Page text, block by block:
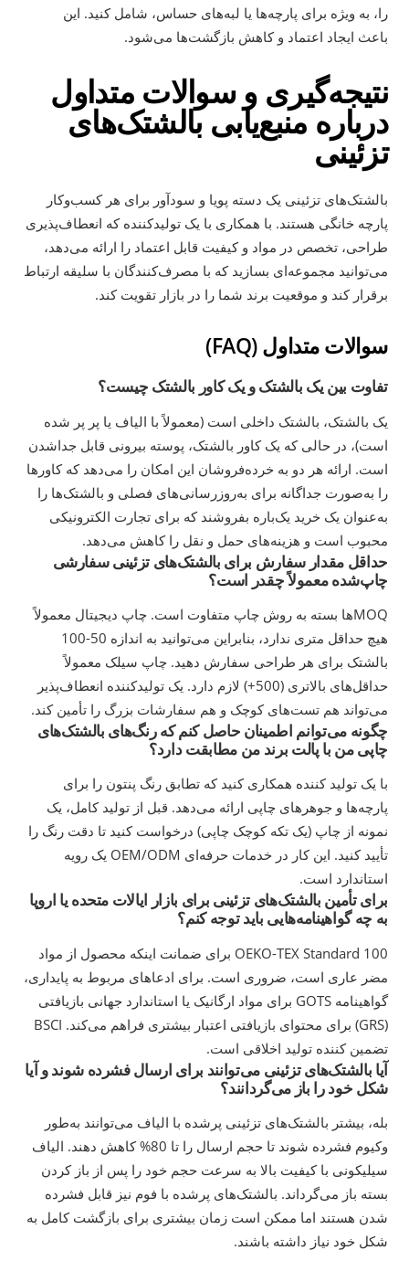
را، به ویژه برای پارچه‌ها یا لبه‌های حساس، شامل کنید. این
باعث ایجاد اعتماد و کاهش بازگشت‌ها می‌شود.
نتیجه‌گیری و سوالات متداول
درباره منبع‌یابی بالشتک‌های
تزئینی
بالشتک‌های تزئینی یک دسته پویا و سودآور برای هر کسب‌وکار
پارچه خانگی هستند. با همکاری با یک تولیدکننده که انعطاف‌پذیری
طراحی، تخصص در مواد و کیفیت قابل اعتماد را ارائه می‌دهد،
می‌توانید مجموعه‌ای بسازید که با مصرف‌کنندگان با سلیقه ارتباط
برقرار کند و موقعیت برند شما را در بازار تقویت کند.
سوالات متداول (FAQ)
تفاوت بین یک بالشتک و یک کاور بالشتک چیست؟
یک بالشتک، بالشتک داخلی است (معمولاً با الیاف یا پر پر شده
است)، در حالی که یک کاور بالشتک، پوسته بیرونی قابل جداشدن
است. ارائه هر دو به خرده‌فروشان این امکان را می‌دهد که کاورها
را به‌صورت جداگانه برای به‌روزرسانی‌های فصلی و بالشتک‌ها را
به‌عنوان یک خرید یک‌باره بفروشند که برای تجارت الکترونیکی
محبوب است و هزینه‌های حمل و نقل را کاهش می‌دهد.
حداقل مقدار سفارش برای بالشتک‌های تزئینی سفارشی
چاپ‌شده معمولاً چقدر است؟
MOQها بسته به روش چاپ متفاوت است. چاپ دیجیتال معمولاً
هیچ حداقل متری ندارد، بنابراین می‌توانید به اندازه 50-100
بالشتک برای هر طراحی سفارش دهید. چاپ سیلک معمولاً
حداقل‌های بالاتری (500+) لازم دارد. یک تولیدکننده انعطاف‌پذیر
می‌تواند هم تست‌های کوچک و هم سفارشات بزرگ را تأمین کند.
چگونه می‌توانم اطمینان حاصل کنم که رنگ‌های بالشتک‌های
چاپی من با پالت برند من مطابقت دارد؟
با یک تولید کننده همکاری کنید که تطابق رنگ پنتون را برای
پارچه‌ها و جوهرهای چاپی ارائه می‌دهد. قبل از تولید کامل، یک
نمونه از چاپ (یک تکه کوچک چاپی) درخواست کنید تا دقت رنگ را
تأیید کنید. این کار در خدمات حرفه‌ای OEM/ODM یک رویه
استاندارد است.
برای تأمین بالشتک‌های تزئینی برای بازار ایالات متحده یا اروپا
به چه گواهینامه‌هایی باید توجه کنم؟
OEKO-TEX Standard 100 برای ضمانت اینکه محصول از مواد
مضر عاری است، ضروری است. برای ادعاهای مربوط به پایداری،
گواهینامه GOTS برای مواد ارگانیک یا استاندارد جهانی بازیافتی
(GRS) برای محتوای بازیافتی اعتبار بیشتری فراهم می‌کند. BSCI
تضمین کننده تولید اخلاقی است.
آیا بالشتک‌های تزئینی می‌توانند برای ارسال فشرده شوند و آیا
شکل خود را باز می‌گردانند؟
بله، بیشتر بالشتک‌های تزئینی پرشده با الیاف می‌توانند به‌طور
وکیوم فشرده شوند تا حجم ارسال را تا 80% کاهش دهند. الیاف
سیلیکونی با کیفیت بالا به سرعت حجم خود را پس از باز کردن
بسته باز می‌گرداند. بالشتک‌های پرشده با فوم نیز قابل فشرده
شدن هستند اما ممکن است زمان بیشتری برای بازگشت کامل به
شکل خود نیاز داشته باشند.